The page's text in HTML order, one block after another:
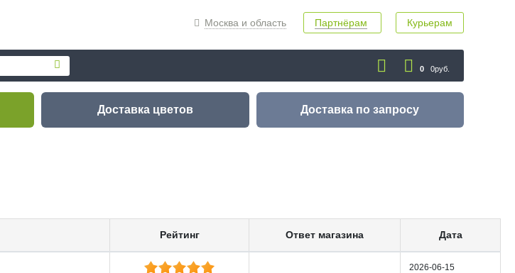
Москва и область Партнёрам Курьерам
0 0руб.
Доставка цветов Доставка по запросу
Рейтинг Ответ магазина Дата
2026-06-15